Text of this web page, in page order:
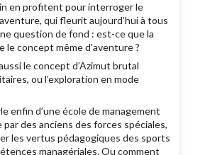
en profitent pour interroger le
qui fleurit aujourd’hui à tous
question de fond : est-ce que la
le concept même d'aventure ?
le concept d’Azimut brutal
ou l’exploration en mode
enfin d’une école de management
des anciens des forces spéciales,
les vertus pédagogiques des sports
managériales. Ou comment